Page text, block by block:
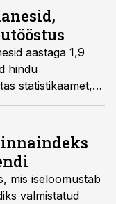
aastaga 1,9
hindu
statistikaamet,
mis iseloomustab
valmistatud